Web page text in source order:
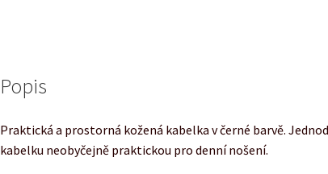
Popis
Praktická a prostorná kožená kabelka v černé barvě.
kabelku neobyčejně praktickou pro denní nošení.